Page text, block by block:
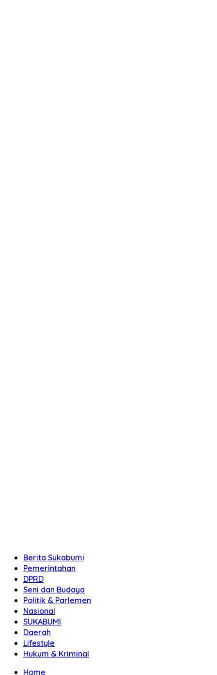
Berita Sukabumi
Pemerintahan
DPRD
Seni dan Budaya
Politik & Parlemen
Nasional
SUKABUMI
Daerah
Lifestyle
Hukum & Kriminal
Home